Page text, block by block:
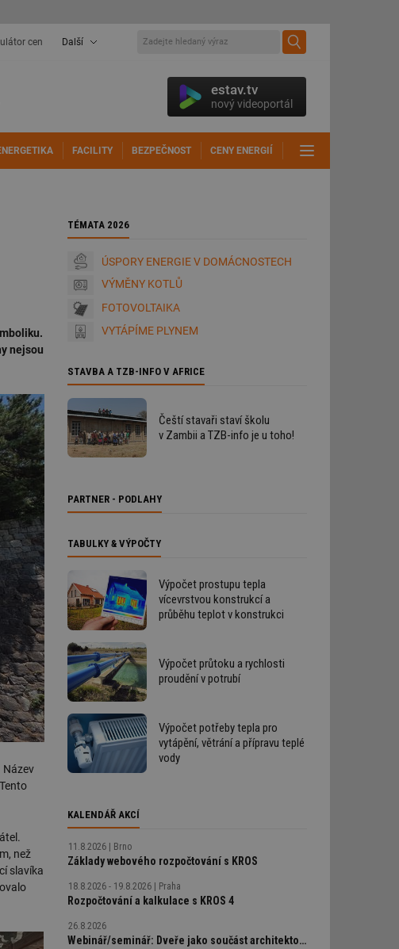
cen Další
estav.tv
nový videoportál
FACILITY BEZPEČNOST CENY ENERGIÍ
nejsou
Název
než
slavíka
TÉMATA 2026
ÚSPORY ENERGIE V DOMÁCNOSTECH
VÝMĚNY KOTLŮ
FOTOVOLTAIKA
VYTÁPÍME PLYNEM
STAVBA A TZB-INFO V AFRICE
Čeští stavaři staví školu
v Zambii a TZB-info je u toho!
PARTNER - PODLAHY
TABULKY & VÝPOČTY
Výpočet prostupu tepla
vícevrstvou konstrukcí a
průběhu teplot v konstrukci
Výpočet průtoku a rychlosti
proudění v potrubí
Výpočet potřeby tepla pro
vytápění, větrání a přípravu teplé
vody
KALENDÁŘ AKCÍ
11.8.2026 Brno
Základy webového rozpočtování s KROS
18.8.2026 - 19.8.2026 Praha
Rozpočtování a kalkulace s KROS 4
26.8.2026
Webinář/seminář: Dveře jako součást architektonického detailu, technické řešení bez chyb